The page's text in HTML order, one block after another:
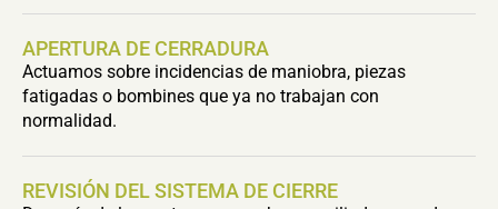
APERTURA DE CERRADURA
Actuamos sobre incidencias de maniobra, piezas
fatigadas o bombines que ya no trabajan con
normalidad.
REVISIÓN DEL SISTEMA DE CIERRE